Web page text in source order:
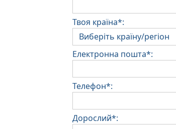
Твоя країна*:
Електронна пошта*:
Телефон*:
Дорослий*: